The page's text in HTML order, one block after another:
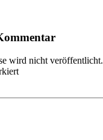
wird nicht veröffentlicht.